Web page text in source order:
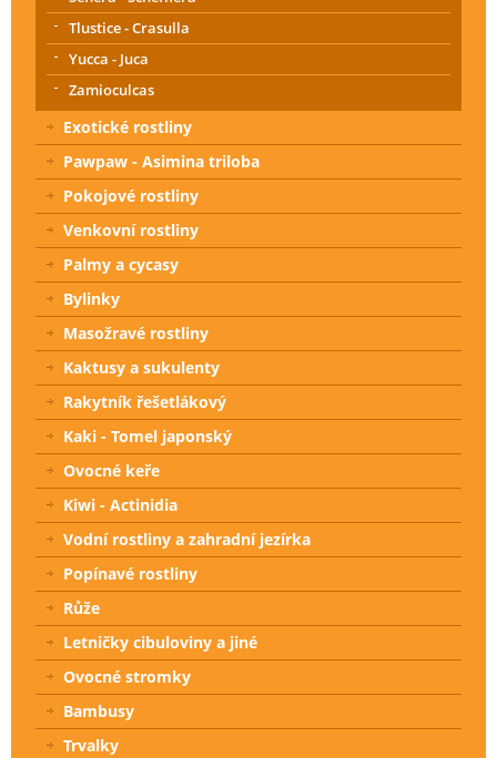
Tlustice - Crasulla
Yucca - Juca
Zamioculcas
Exotické rostliny
Pawpaw - Asimina triloba
Pokojové rostliny
Venkovní rostliny
Palmy a cycasy
Bylinky
Masožravé rostliny
Kaktusy a sukulenty
Rakytník řešetlákový
Kaki - Tomel japonský
Ovocné keře
Kiwi - Actinidia
Vodní rostliny a zahradní jezírka
Popínavé rostliny
Růže
Letničky cibuloviny a jiné
Ovocné stromky
Bambusy
Trvalky